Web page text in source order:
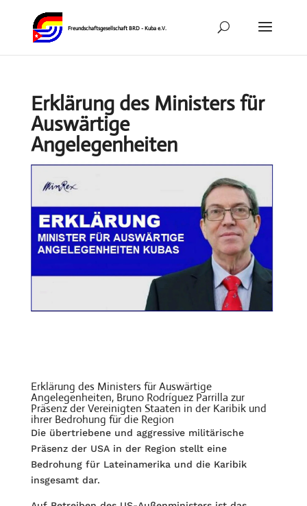
Erklärung des Ministers für
Auswärtige
Angelegenheiten
Erklärung des Ministers für Auswärtige
Angelegenheiten, Bruno Rodríguez Parrilla zur
Präsenz der Vereinigten Staaten in der Karibik und
ihrer Bedrohung für die Region
Die übertriebene und aggressive militärische
Präsenz der USA in der Region stellt eine
Bedrohung für Lateinamerika und die Karibik
insgesamt dar.